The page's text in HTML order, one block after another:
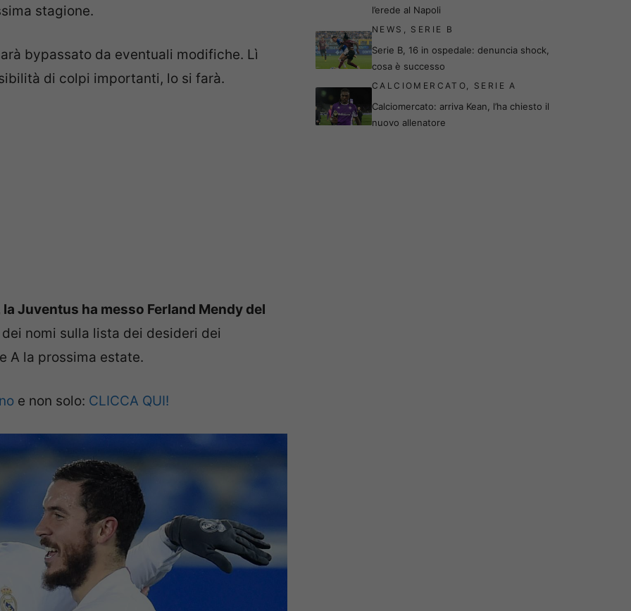
stagione.
bypassato da eventuali modifiche. Lì
di colpi importanti, lo si farà.
Juventus ha messo Ferland Mendy del
nomi sulla lista dei desideri dei
A la prossima estate.
e non solo: CLICCA QUI!
l’erede al Napoli
NEWS , SERIE B
Serie B, 16 in ospedale: denuncia shock,
cosa è successo
CALCIOMERCATO, SERIE A
Calciomercato: arriva Kean, l’ha chiesto il
nuovo allenatore